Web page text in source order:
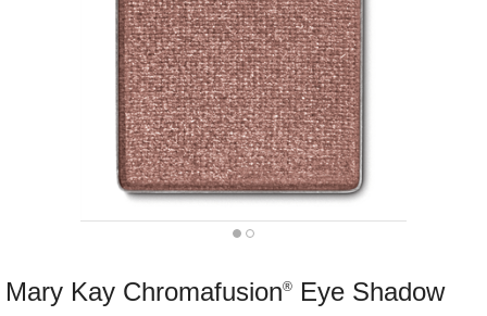
Mary Kay Chromafusion® Eye Shadow